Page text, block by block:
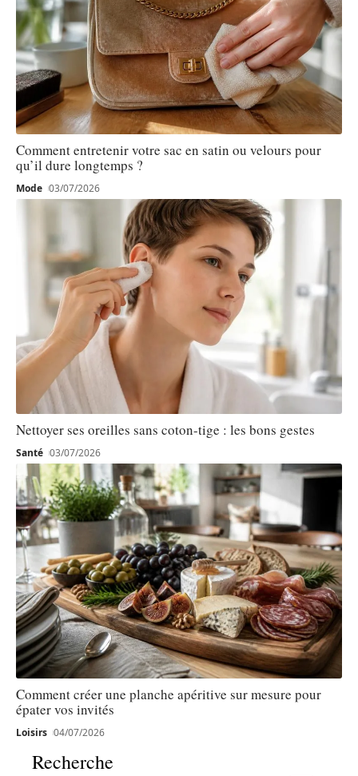
Comment entretenir votre sac en satin ou velours pour
qu’il dure longtemps ?
Mode 03/07/2026
Nettoyer ses oreilles sans coton-tige : les bons gestes
Santé 03/07/2026
Comment créer une planche apéritive sur mesure pour
épater vos invités
Loisirs 04/07/2026
Recherche